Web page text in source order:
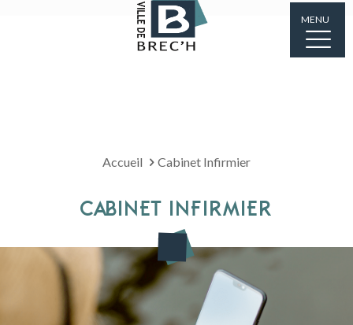
MENU
Accueil Cabinet Infirmier
CABINET INFIRMIER